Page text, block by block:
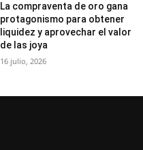
La compraventa de oro gana
protagonismo para obtener
liquidez y aprovechar el valor
de las joya
16 julio, 2026